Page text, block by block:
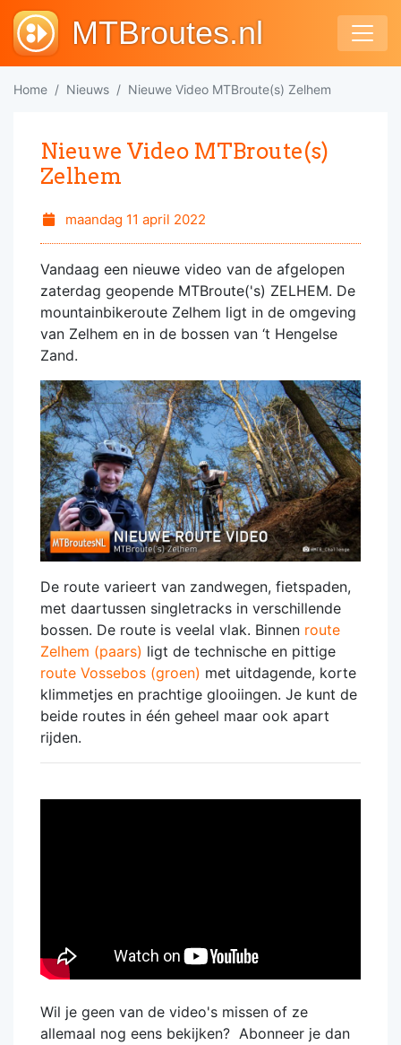
MTBroutes.nl
Home Nieuws Nieuwe Video MTBroute(s) Zelhem
Nieuwe Video MTBroute(s)
Zelhem
maandag 11 april 2022
Vandaag een nieuwe video van de afgelopen
zaterdag geopende MTBroute('s) ZELHEM. De
mountainbikeroute Zelhem ligt in de omgeving
van Zelhem en in de bossen van ‘t Hengelse
Zand.
De route varieert van zandwegen, fietspaden,
met daartussen singletracks in verschillende
bossen. De route is veelal vlak. Binnen route
Zelhem (paars) ligt de technische en pittige
route Vossebos (groen) met uitdagende, korte
klimmetjes en prachtige glooiingen. Je kunt de
beide routes in één geheel maar ook apart
rijden.
Wil je geen van de video's missen of ze
allemaal nog eens bekijken? Abonneer je dan